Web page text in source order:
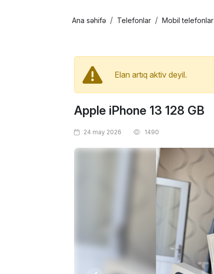
Ana səhifə Telefonlar Mobil telefonlar
Elan artıq aktiv deyil.
Apple iPhone 13 128 GB
24 may 2026 1490